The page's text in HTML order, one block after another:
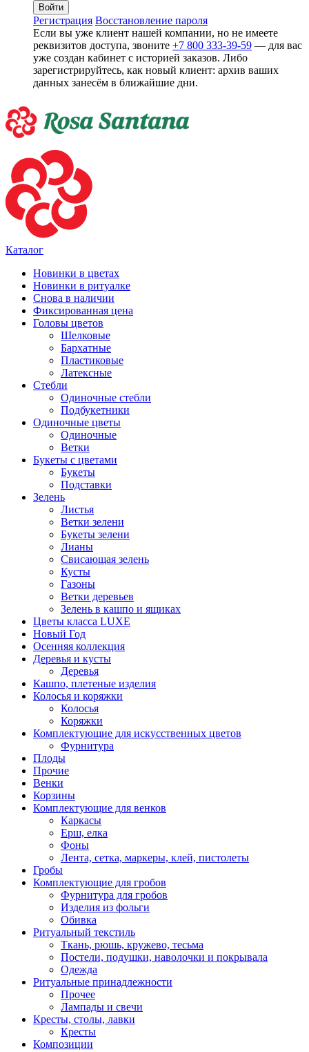
Войти
Регистрация Восстановление пароля
Если вы уже клиент нашей компании, но не имеете
реквизитов доступа, звоните +7 800 333-39-59 — для вас
уже создан кабинет с историей заказов. Либо
зарегистрируйтесь, как новый клиент: архив ваших
данных занесём в ближайшие дни.
Каталог
Новинки в цветах
Новинки в ритуалке
Снова в наличии
Фиксированная цена
Головы цветов
Шелковые
Бархатные
Пластиковые
Латексные
Стебли
Одиночные стебли
Подбукетники
Одиночные цветы
Одиночные
Ветки
Букеты с цветами
Букеты
Подставки
Зелень
Листья
Ветки зелени
Букеты зелени
Лианы
Свисающая зелень
Кусты
Газоны
Ветки деревьев
Зелень в кашпо и ящиках
Цветы класса LUXE
Новый Год
Осенняя коллекция
Деревья и кусты
Деревья
Кашпо, плетеные изделия
Колосья и коряжки
Колосья
Коряжки
Комплектующие для искусственных цветов
Фурнитура
Плоды
Прочие
Венки
Корзины
Комплектующие для венков
Каркасы
Ерш, елка
Фоны
Лента, сетка, маркеры, клей, пистолеты
Гробы
Комплектующие для гробов
Фурнитура для гробов
Изделия из фольги
Обивка
Ритуальный текстиль
Ткань, рюшь, кружево, тесьма
Постели, подушки, наволочки и покрывала
Одежда
Ритуальные принадлежности
Прочее
Лампады и свечи
Кресты, столы, лавки
Кресты
Композиции